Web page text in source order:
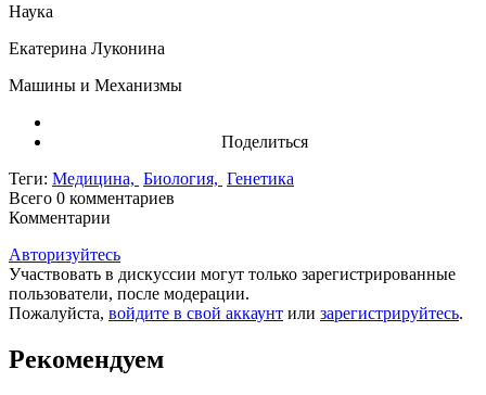
Наука
Екатерина Луконина
Машины и Механизмы
Поделиться
Теги: Медицина, Биология, Генетика
Всего 0 комментариев
Комментарии
Авторизуйтесь
Участвовать в дискуссии могут только зарегистрированные
пользователи, после модерации.
Пожалуйста, войдите в свой аккаунт или зарегистрируйтесь.
Рекомендуем